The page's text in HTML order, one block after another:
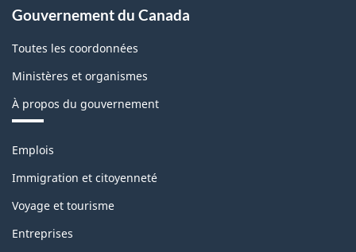
Gouvernement du Canada
Toutes les coordonnées
Ministères et organismes
À propos du gouvernement
Thèmes
sujets
Emplois
Immigration et citoyenneté
Voyage et tourisme
Entreprises